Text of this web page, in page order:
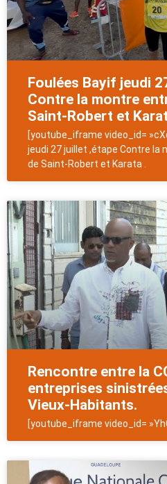
Foulées Bayif jeudi
Contre la montre
Saint-Robert et
[youtube_iframe video_id=
jeudi 27 juillet ,étape Contre la
de Saint-Robert et Karata .
Rencontre entre la
entreprises
Vieux-Habitants.
[youtube_iframe video_id=